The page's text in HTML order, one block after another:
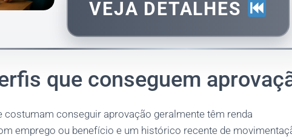
VEJA DETALHES
que conseguem
costumam conseguir aprovação geralmente têm renda
emprego ou benefício e um histórico recente de